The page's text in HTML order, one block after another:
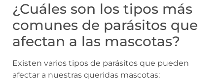
¿Cuáles son los tipos más
comunes de parásitos que
afectan a las mascotas?
Existen varios tipos de parásitos que pueden
afectar a nuestras queridas mascotas: